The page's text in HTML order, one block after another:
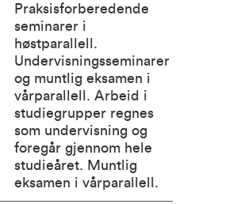
Praksisforberedende
seminarer i
høstparallell.
Undervisningsseminarer
og muntlig eksamen i
vårparallell. Arbeid i
studiegrupper regnes
som undervisning og
foregår gjennom hele
studieåret. Muntlig
eksamen i vårparallell.